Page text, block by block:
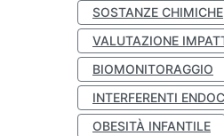
SOSTANZE CHIMICHE
VALUTAZIONE
BIOMONITORAGGIO
INTERFERENTI
OBESITÀ INFANTILE